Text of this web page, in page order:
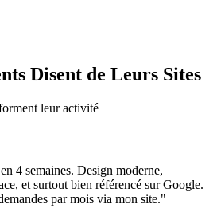
Disent de Leurs Sites
leur activité
4 semaines. Design moderne,
et surtout bien référencé sur Google.
par mois via mon site."